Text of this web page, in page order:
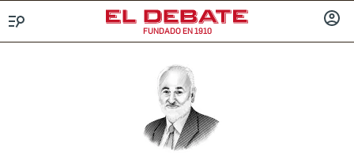
FUNDADO EN 1910